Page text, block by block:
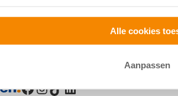
Alle cookies
Aanpassen
Facebook
Instagram
TikTok
LinkedIn